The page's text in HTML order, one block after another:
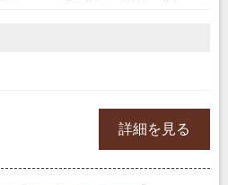
詳細を見る